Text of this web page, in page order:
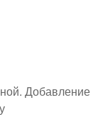
Добавление